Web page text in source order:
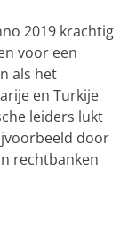
2019 krachtig
voor een
als het
en Turkije
leiders lukt
door
rechtbanken